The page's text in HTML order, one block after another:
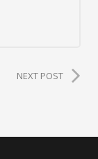
NEXT POST